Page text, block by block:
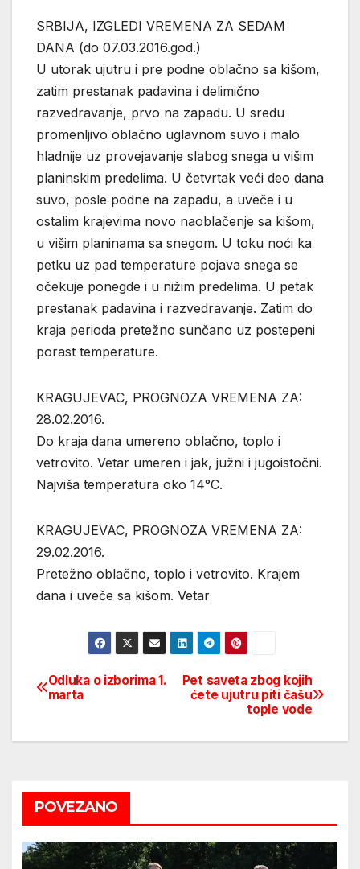
SRBIJA, IZGLEDI VREMENA ZA SEDAM
DANA (do 07.03.2016.god.)
U utorak ujutru i pre podne oblačno sa kišom,
zatim prestanak padavina i delimično
razvedravanje, prvo na zapadu. U sredu
promenljivo oblačno uglavnom suvo i malo
hladnije uz provejavanje slabog snega u višim
planinskim predelima. U četvrtak veći deo dana
suvo, posle podne na zapadu, a uveče i u
ostalim krajevima novo naoblačenje sa kišom,
u višim planinama sa snegom. U toku noći ka
petku uz pad temperature pojava snega se
očekuje ponegde i u nižim predelima. U petak
prestanak padavina i razvedravanje. Zatim do
kraja perioda pretežno sunčano uz postepeni
porast temperature.
KRAGUJEVAC, PROGNOZA VREMENA ZA:
28.02.2016.
Do kraja dana umereno oblačno, toplo i
vetrovito. Vetar umeren i jak, južni i jugoistočni.
Najviša temperatura oko 14°C.
KRAGUJEVAC, PROGNOZA VREMENA ZA:
29.02.2016.
Pretežno oblačno, toplo i vetrovito. Krajem
dana i uveče sa kišom. Vetar
Post
Pet saveta zbog kojih
ćete ujutru piti čašu
tople vode
Odluka o izborima 1.
marta
POVEZANO